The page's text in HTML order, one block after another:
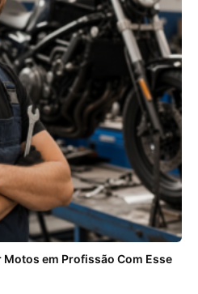
em Profissão Com Esse